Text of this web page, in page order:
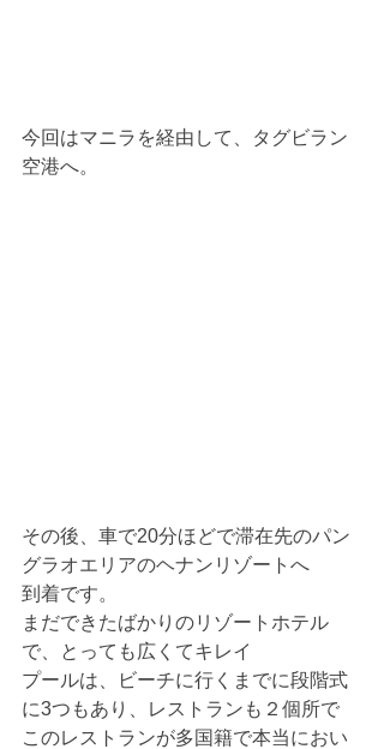
今回はマニラを経由して、タグビラン
空港へ。
その後、車で20分ほどで滞在先のパン
グラオエリアのヘナンリゾートへ
到着です。
まだできたばかりのリゾートホテル
で、とっても広くてキレイ
プールは、ビーチに行くまでに段階式
に3つもあり、レストランも２個所で
このレストランが多国籍で本当におい